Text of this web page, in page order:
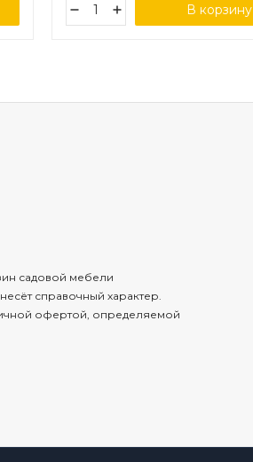
В корзину
садовой мебели
справочный характер.
офертой, определяемой